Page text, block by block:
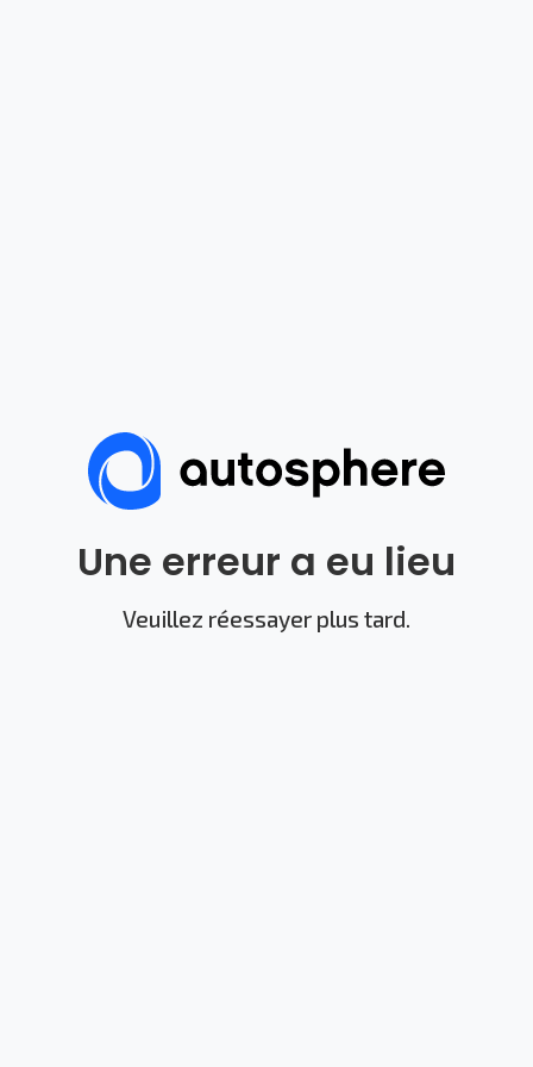
Une erreur a eu lieu
Veuillez réessayer plus tard.